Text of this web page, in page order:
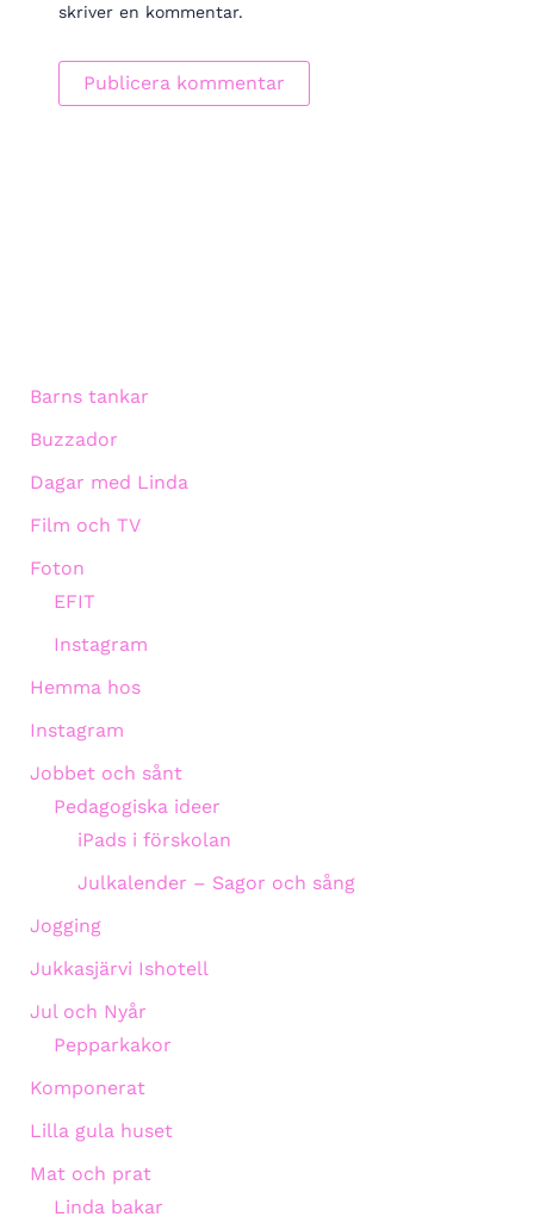
skriver en kommentar.
Barns tankar
Buzzador
Dagar med Linda
Film och TV
Foton
EFIT
Instagram
Hemma hos
Instagram
Jobbet och sånt
Pedagogiska ideer
iPads i förskolan
Julkalender – Sagor och sång
Jogging
Jukkasjärvi Ishotell
Jul och Nyår
Pepparkakor
Komponerat
Lilla gula huset
Mat och prat
Linda bakar